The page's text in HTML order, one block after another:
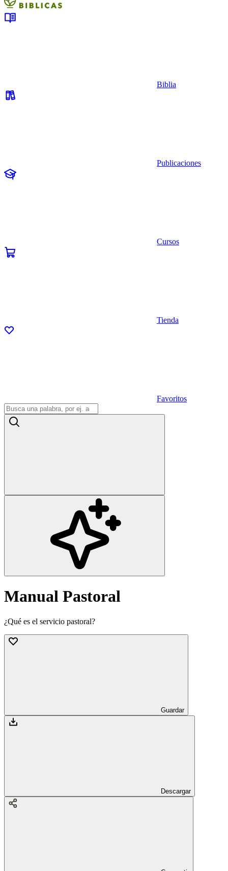
Biblia
Publicaciones
Cursos
Tienda
Favoritos
Manual Pastoral
¿Qué es el servicio pastoral?
Guardar
Descargar